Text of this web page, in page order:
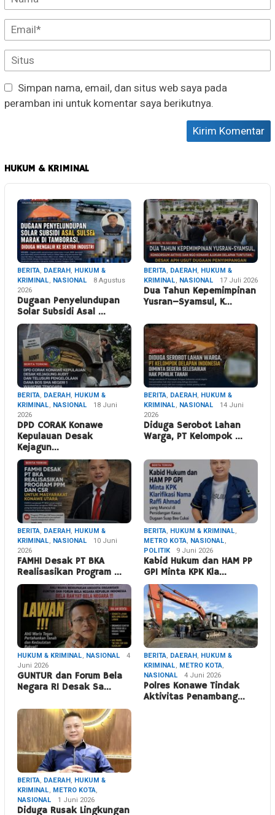
Simpan nama, email, dan situs web saya pada
peramban ini untuk komentar saya berikutnya.
HUKUM & KRIMINAL
BERITA, DAERAH, HUKUM &
KRIMINAL, NASIONAL
8 Agustus
2026
Dugaan Penyelundupan
Solar Subsidi Asal …
BERITA, DAERAH, HUKUM &
KRIMINAL, NASIONAL 17 Juli 2026
Dua Tahun Kepemimpinan
Yusran–Syamsul, K…
BERITA, DAERAH, HUKUM &
KRIMINAL, NASIONAL
18 Juni
2026
DPD CORAK Konawe
Kepulauan Desak
Kejagun…
BERITA, DAERAH, HUKUM &
KRIMINAL, NASIONAL
14 Juni
2026
Diduga Serobot Lahan
Warga, PT Kelompok …
BERITA, DAERAH, HUKUM &
KRIMINAL, NASIONAL
10 Juni
2026
FAMHI Desak PT BKA
Realisasikan Program …
BERITA, HUKUM & KRIMINAL,
METRO KOTA, NASIONAL,
POLITIK
9 Juni 2026
Kabid Hukum dan HAM PP
GPI Minta KPK Kla…
HUKUM & KRIMINAL, NASIONAL
4
Juni 2026
GUNTUR dan Forum Bela
Negara RI Desak Sa…
BERITA, DAERAH, HUKUM &
KRIMINAL, METRO KOTA,
NASIONAL
4 Juni 2026
Polres Konawe Tindak
Aktivitas Penambang…
BERITA, DAERAH, HUKUM &
KRIMINAL, METRO KOTA,
NASIONAL
1 Juni 2026
Diduga Rusak Lingkungan